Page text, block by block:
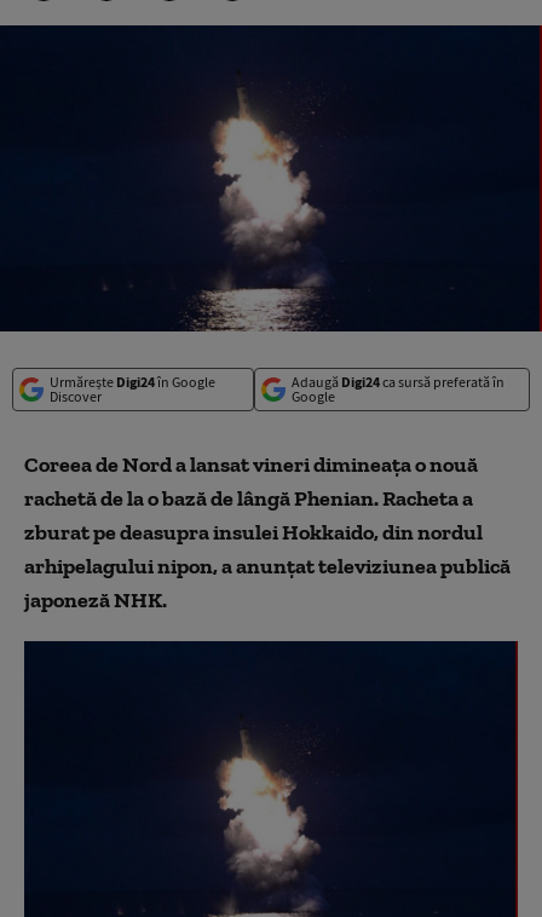
Urmărește Digi24în Google
Discover
Adaugă Digi24ca sursă preferată în
Google
Coreea de Nord a lansat vineri dimineața o nouă
rachetă de la o bază de lângă Phenian. Racheta a
zburat pe deasupra insulei Hokkaido, din nordul
arhipelagului nipon, a anunțat televiziunea publică
japoneză NHK.